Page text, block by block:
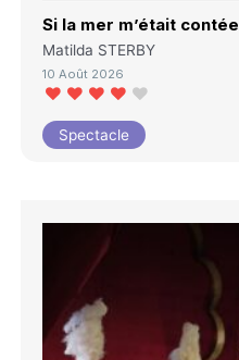
Si la mer m’était contée
Matilda STERBY
10 Août 2026
Spectacle